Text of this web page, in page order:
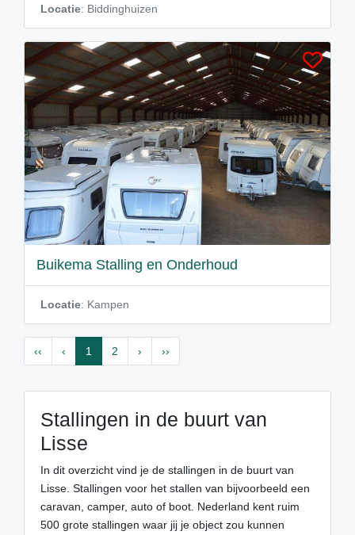
Locatie: Biddinghuizen
Buikema Stalling en Onderhoud
Locatie: Kampen
‹‹ ‹ 1 2 › ››
Stallingen in de buurt van
Lisse
In dit overzicht vind je de stallingen in de buurt van
Lisse. Stallingen voor het stallen van bijvoorbeeld een
caravan, camper, auto of boot. Nederland kent ruim
500 grote stallingen waar jij je object zou kunnen